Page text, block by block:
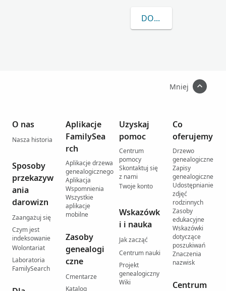
DOWIEDZ SIĘ WIĘCEJ
Mniej
O nas
Nasza historia
Sposoby
przekazyw
ania
darowizn
Zaangażuj się
Czym jest
indeksowanie
Wolontariat
Laboratoria
FamilySearch
Aplikacje
FamilySea
rch
Aplikacje drzewa
genealogicznego
Aplikacja
Wspomnienia
Wszystkie
aplikacje
mobilne
Zasoby
genealogi
czne
Cmentarze
Katalog
Uzyskaj
pomoc
Centrum
pomocy
Skontaktuj się
z nami
Twoje konto
Wskazówk
i i nauka
Jak zacząć
Centrum nauki
Projekt
genealogiczny
Wiki
Co
oferujemy
Drzewo
genealogiczne
Zapisy
genealogiczne
Udostępnianie
zdjęć
rodzinnych
Zasoby
edukacyjne
Wskazówki
dotyczące
poszukiwań
Znaczenia
nazwisk
Centrum